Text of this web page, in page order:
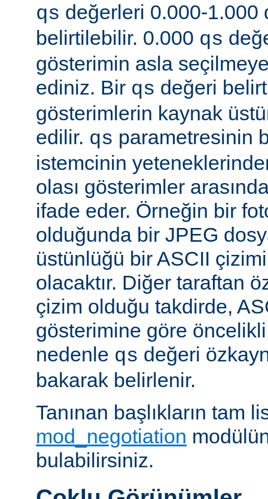
qs değerleri 0.000-1.000
belirtilebilir. 0.000 qs
gösterimin asla
ediniz. Bir qs değeri
gösterimlerin kaynak
edilir. qs parametresinin
istemcinin
olası gösterimler
ifade eder. Örneğin bir
olduğunda bir JPEG
üstünlüğü bir ASCII
olacaktır. Diğer taraftan
çizim olduğu takdirde,
gösterimine göre
nedenle qs değeri
bakarak belirlenir.
Tanınan başlıkların tam
mod_negotiation
bulabilirsiniz.